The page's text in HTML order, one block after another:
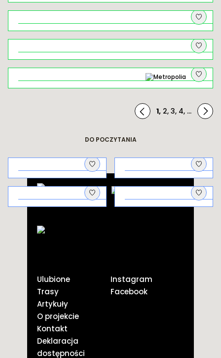
Brzankowe zjazdy i podjazdy
Żegiestów – uzdrowisko, które
ponownie zaczyna istnieć
Rowerem przez Ciężkowicko–
Rożnowski Park Krajobrazowy
1, 2, 3, 4, ...
DO POCZYTANIA
Architektura
uzdrowiskowa
Na piknik!
Galicyjscy
odkrycie
Kto co pierwszy
Ulubione
Trasy
Artykuły
O projekcie
Kontakt
Deklaracja
dostępności
Instagram
Facebook